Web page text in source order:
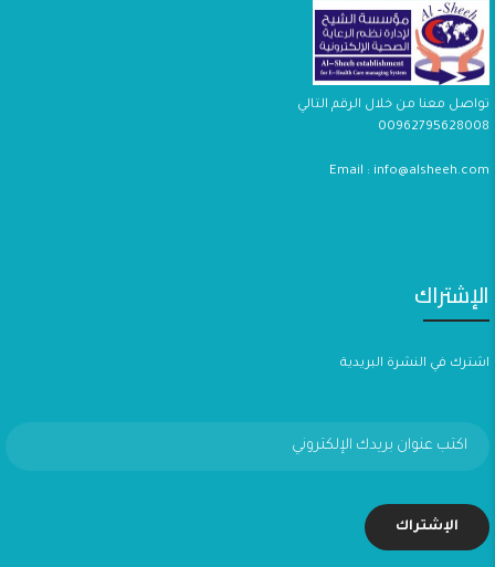
تواصل معنا من خلال الرقم التالي
00962795628008
Email : info@alsheeh.com
الإشتراك
اشترك في النشرة البريدية